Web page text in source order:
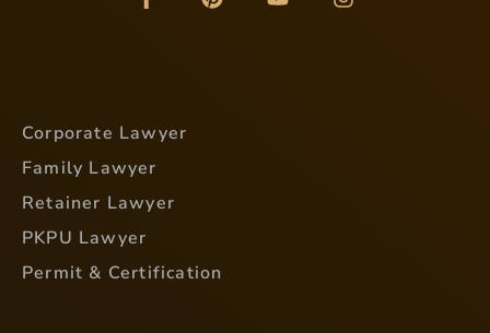
Corporate Lawyer
Family Lawyer
Retainer Lawyer
PKPU Lawyer
Permit & Certification